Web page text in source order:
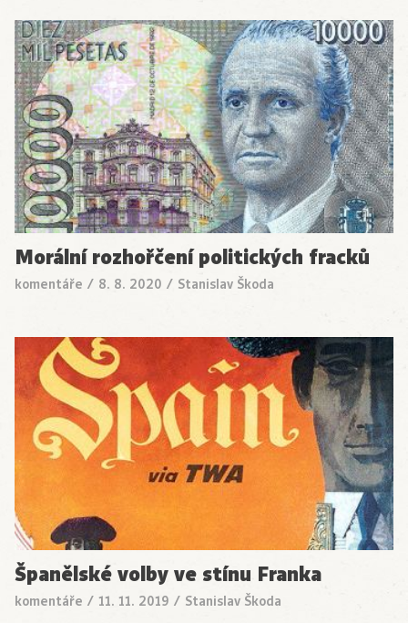
Morální rozhořčení politických fracků
komentáře / 8. 8. 2020 / Stanislav Škoda
Španělské volby ve stínu Franka
komentáře / 11. 11. 2019 / Stanislav Škoda